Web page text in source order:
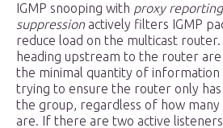
IGMP snooping with proxy reporting
suppressionactively filters IGMP
reduce load on the multicast router.
heading upstream to the router
the minimal quantity of information
trying to ensure the router only
the group, regardless of how
are. If there are two active